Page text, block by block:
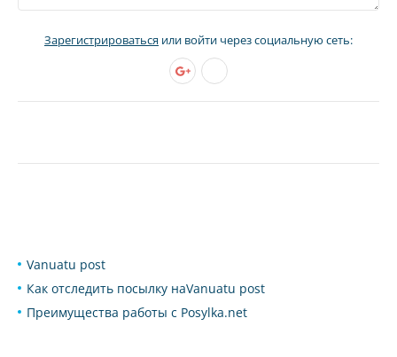
Зарегистрироваться или войти через социальную сеть:
Vanuatu post
Как отследить посылку наVanuatu post
Преимущества работы с Posylka.net